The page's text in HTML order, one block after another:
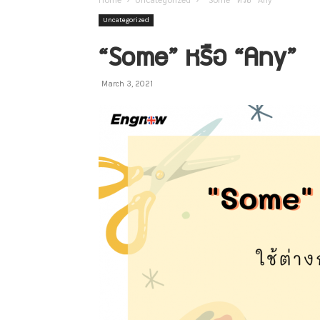
Uncategorized
“Some” หรือ “Any”
March 3, 2021